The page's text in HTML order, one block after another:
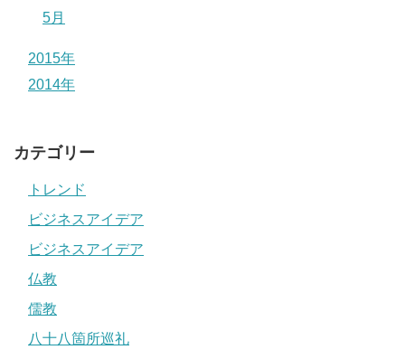
5月
2015年
2014年
カテゴリー
トレンド
ビジネスアイデア
ビジネスアイデア
仏教
儒教
八十八箇所巡礼